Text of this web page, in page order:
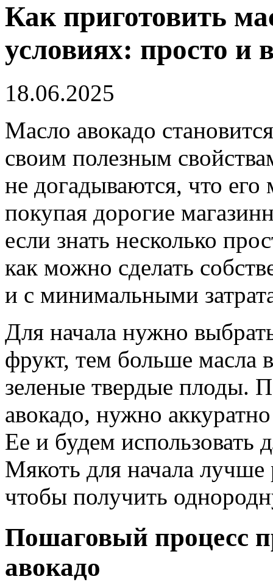
Как приготовить
условиях: просто и
18.06.2025
Масло авокадо
своим полезным
не догадываются, что
покупая дорогие
если знать несколько
как можно сделать
и с минимальными
Для начала нужно
фрукт, тем больше масла
зеленые твердые плоды.
авокадо, нужно
Ее и будем использовать
Мякоть для начала лучше
чтобы получить
Пошаговый процесс
авокадо